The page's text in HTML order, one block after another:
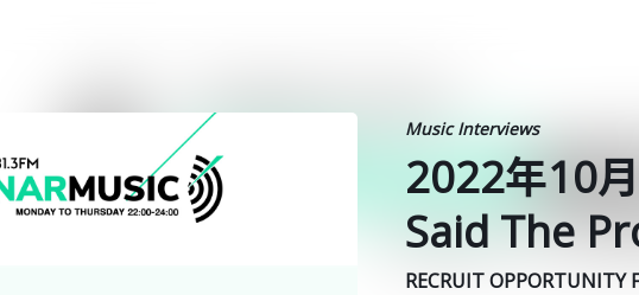
Music Interviews
2022年10
Said The
RECRUIT OPPORTUNITY